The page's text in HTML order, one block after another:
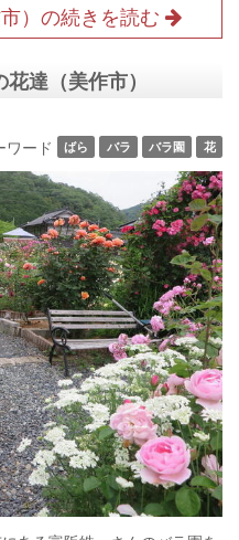
）の続きを読む
達（美作市）
ワード
ばら バラ バラ園 花